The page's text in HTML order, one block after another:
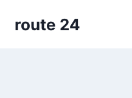
sisältöön
route 24